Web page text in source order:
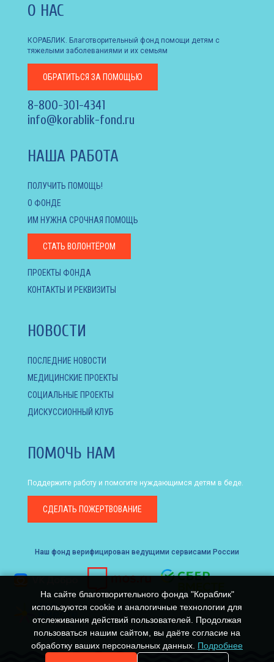
О НАС
КОРАБЛИК. Благотворительный фонд помощи детям с
тяжелыми заболеваниями и их семьям
ОБРАТИТЬСЯ ЗА ПОМОЩЬЮ
8-800-301-4341
info@korablik-fond.ru
НАША РАБОТА
ПОЛУЧИТЬ ПОМОЩЬ!
О ФОНДЕ
ИМ НУЖНА СРОЧНАЯ ПОМОЩЬ
СТАТЬ ВОЛОНТЁРОМ
ПРОЕКТЫ ФОНДА
КОНТАКТЫ И РЕКВИЗИТЫ
НОВОСТИ
ПОСЛЕДНИЕ НОВОСТИ
МЕДИЦИНСКИЕ ПРОЕКТЫ
СОЦИАЛЬНЫЕ ПРОЕКТЫ
ДИСКУССИОННЫЙ КЛУБ
ПОМОЧЬ НАМ
Поддержите работу и помогите нуждающимся детям в беде.
СДЕЛАТЬ ПОЖЕРТВОВАНИЕ
Наш фонд верифицирован ведущими сервисами России
На сайте благотворительного фонда "Кораблик"
используются cookie и аналогичные технологии для
отслеживания действий пользователей. Продолжая
пользоваться нашим сайтом, вы даёте согласие на
обработку ваших персональных данных. Подробнее